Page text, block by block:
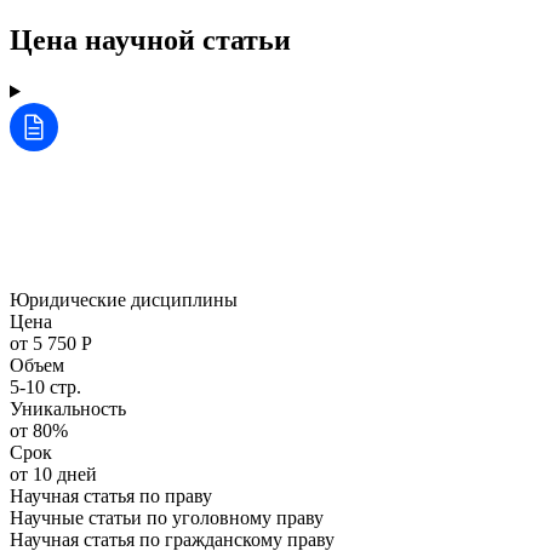
Цена научной статьи
Юридические дисциплины
Цена
от 5 750 Р
Объем
5-10 стр.
Уникальность
от 80%
Срок
от 10 дней
Научная статья по праву
Научные статьи по уголовному праву
Научная статья по гражданскому праву